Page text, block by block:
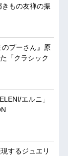
もの友禅の振
プーさん』原
「クラシック
エルニ」
するジュエリ